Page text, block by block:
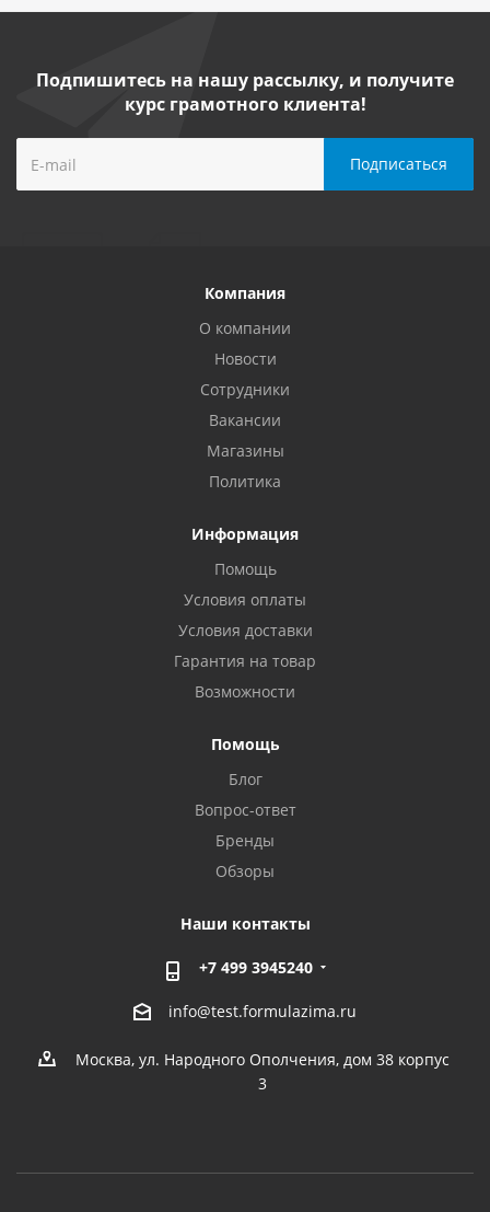
Подпишитесь на нашу рассылку, и получите
курс грамотного клиента!
Компания
О компании
Новости
Сотрудники
Вакансии
Магазины
Политика
Информация
Помощь
Условия оплаты
Условия доставки
Гарантия на товар
Возможности
Помощь
Блог
Вопрос-ответ
Бренды
Обзоры
Наши контакты
+7 499 3945240
info@test.formulazima.ru
Москва, ул. Народного Ополчения, дом 38 корпус
3